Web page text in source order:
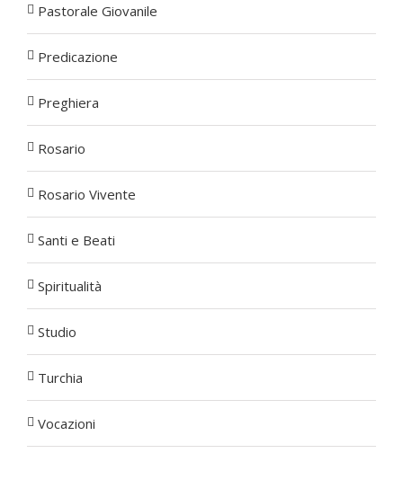
Pastorale Giovanile
Predicazione
Preghiera
Rosario
Rosario Vivente
Santi e Beati
Spiritualità
Studio
Turchia
Vocazioni